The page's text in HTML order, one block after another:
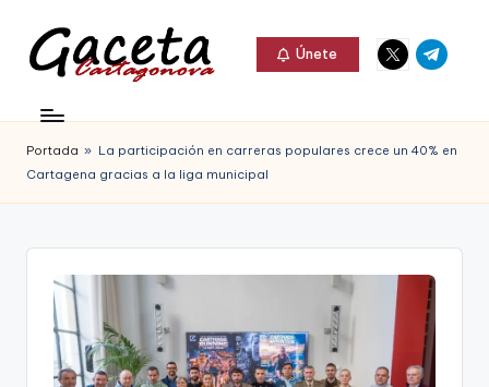
Saltar
contenido
c
e
t
Gaceta
Cartagonova,
La
que
informa
Únete
Elemento
del
Elemento
del
Portada » La participación en carreras populares crece un 40% en
Cartagena gracias a la liga municipal